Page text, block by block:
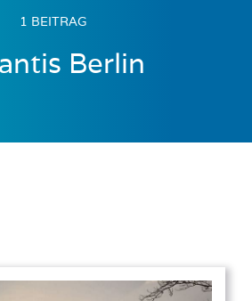
1 BEITRAG
Berlin